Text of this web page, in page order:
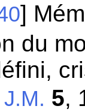
]
du
J.M. 5,